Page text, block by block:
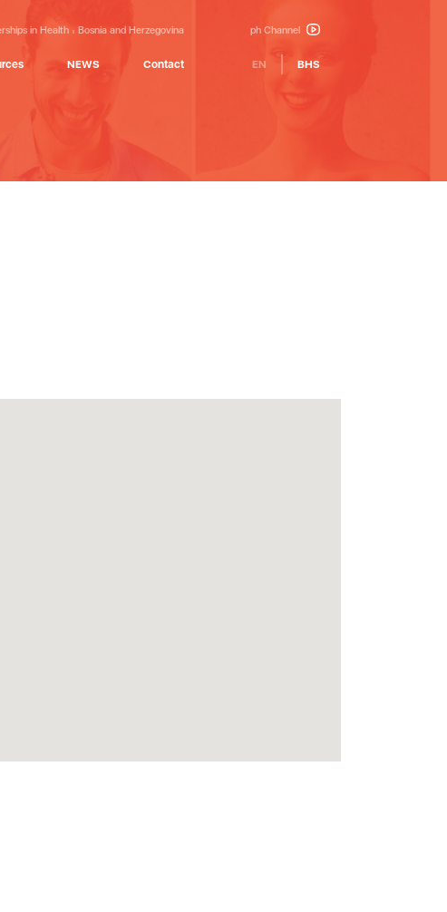
in Health Bosnia and Herzegovina ph Channel
NEWS Contact EN BHS